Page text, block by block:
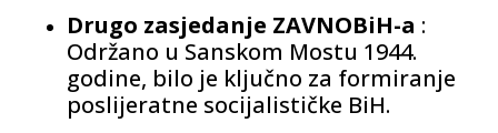
Drugo zasjedanje ZAVNOBiH-a :
Održano u Sanskom Mostu 1944.
godine, bilo je ključno za formiranje
poslijeratne socijalističke BiH.